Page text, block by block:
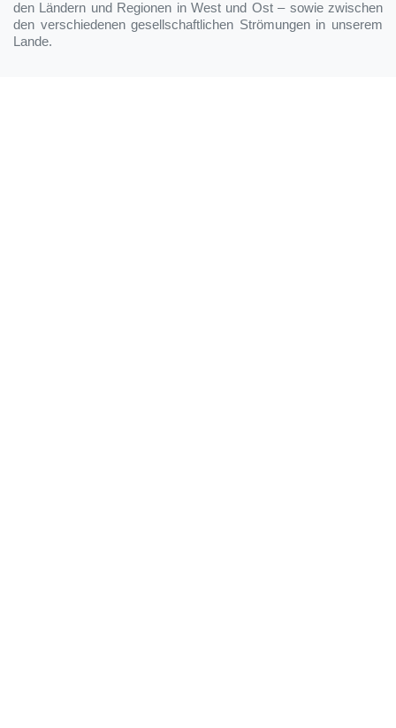
den Ländern und Regionen in West und Ost – sowie zwischen
den verschiedenen gesellschaftlichen Strömungen in unserem
Lande.